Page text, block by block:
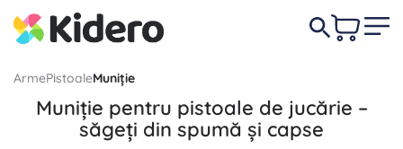
ArmePistoaleMuniție
Muniție pentru pistoale de jucărie –
săgeți din spumă și capse